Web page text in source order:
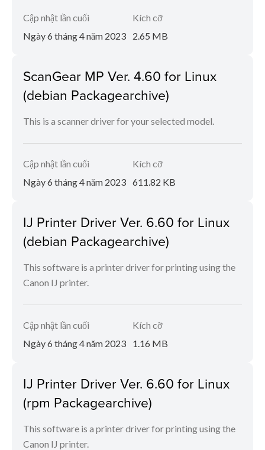
Cập nhật lần cuối
Ngày 6 tháng 4 năm 2023
Kích cỡ
2.65 MB
ScanGear MP Ver. 4.60 for Linux
(debian Packagearchive)
This is a scanner driver for your selected model.
Cập nhật lần cuối
Ngày 6 tháng 4 năm 2023
Kích cỡ
611.82 KB
IJ Printer Driver Ver. 6.60 for Linux
(debian Packagearchive)
This software is a printer driver for printing using the
Canon IJ printer.
Cập nhật lần cuối
Ngày 6 tháng 4 năm 2023
Kích cỡ
1.16 MB
IJ Printer Driver Ver. 6.60 for Linux
(rpm Packagearchive)
This software is a printer driver for printing using the
Canon IJ printer.